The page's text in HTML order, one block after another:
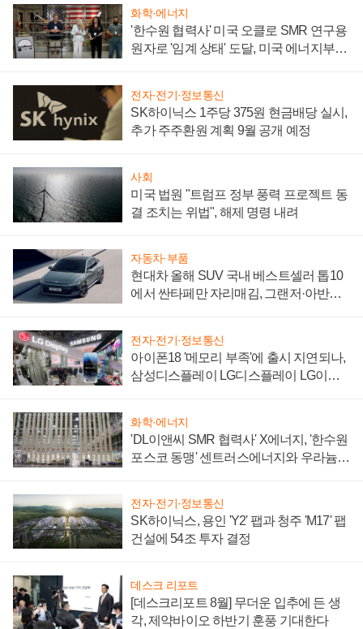
화학·에너지
'한수원 협력사' 미국 오클로 SMR 연구용
원자로 '임계 상태' 도달, 미국 에너지부
전자·전기·정보통신
SK하이닉스 1주당 375원 현금배당 실시,
추가 주주환원 계획 9월 공개 예정
사회
미국 법원 "트럼프 정부 풍력 프로젝트 동
결 조치는 위법", 해제 명령 내려
자동차·부품
현대차 올해 SUV 국내 베스트셀러 톱10
에서 싼타페만 자리매김, 그랜저·아반떼
전자·전기·정보통신
아이폰18 '메모리 부족'에 출시 지연되나,
삼성디스플레이 LG디스플레이 LG이노
화학·에너지
'DL이앤씨 SMR 협력사' X에너지, '한수원
포스코 동맹' 센트러스에너지와 우라늄
전자·전기·정보통신
SK하이닉스, 용인 'Y2' 팹과 청주 'M17' 팹
건설에 54조 투자 결정
데스크 리포트
[데스크리포트 8월] 무더운 입추에 든 생
각, 제약바이오 하반기 훈풍 기대한다